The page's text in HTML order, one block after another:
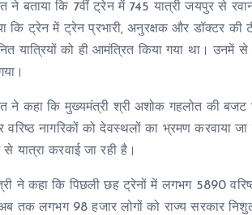
ने बताया कि 7वीं ट्रेन में 745 यात्री जयपुर से
कि ट्रेन में ट्रेन प्रभारी, अनुरक्षक और डॉक्टर
यात्रियों को ही आमंत्रित किया गया था। उनमें
ने कहा कि मुख्यमंत्री श्री अशोक गहलोत की
नागरिकों को देवस्थलों का भ्रमण करवाया
यात्रा करवाई जा रही है।
ने कहा कि पिछली छह ट्रेनों में लगभग 5890
तक लगभग 98 हजार लोगों को राज्य सरकार